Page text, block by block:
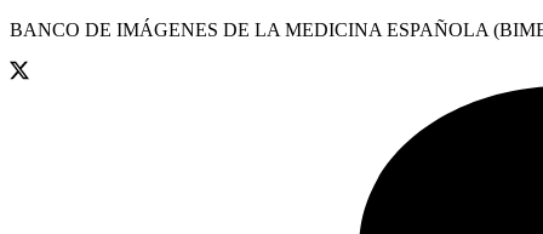
BANCO DE IMÁGENES DE LA MEDICINA ESPAÑOLA